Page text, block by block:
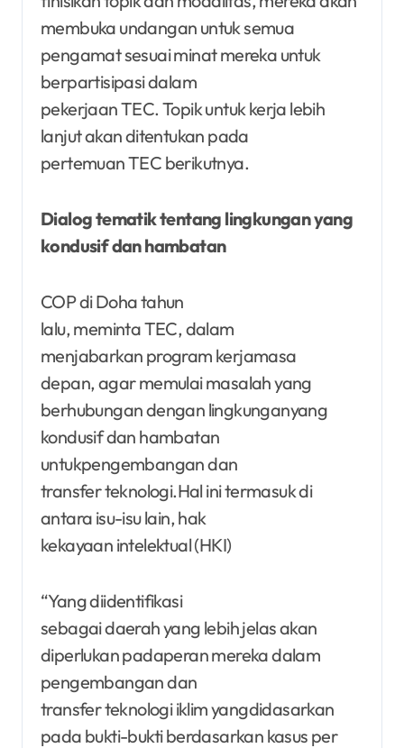
membuka undangan untuk semua
pengamat sesuai minat mereka untuk
berpartisipasi dalam
pekerjaan TEC. Topik untuk kerja lebih
lanjut akan ditentukan pada
pertemuan TEC berikutnya.
Dialog tematik tentang lingkungan yang
kondusif dan hambatan
COP di Doha tahun
lalu, meminta TEC, dalam
menjabarkan program kerjamasa
depan, agar memulai masalah yang
berhubungan dengan lingkunganyang
kondusif dan hambatan
untukpengembangan dan
transfer teknologi.Hal ini termasuk di
antara isu-isu lain, hak
kekayaan intelektual (HKI)
“Yang diidentifikasi
sebagai daerah yang lebih jelas akan
diperlukan padaperan mereka dalam
pengembangan dan
transfer teknologi iklim yangdidasarkan
pada bukti-bukti berdasarkan kasus per